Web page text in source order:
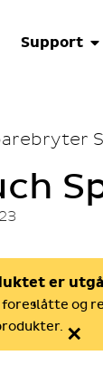
Support
er
foreslåtte og
×